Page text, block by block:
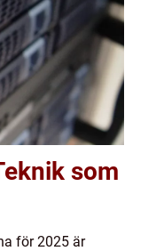
som
för 2025 är